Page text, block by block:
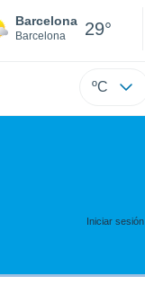
Barcelona
Barcelona 29°
ºC
Iniciar sesión